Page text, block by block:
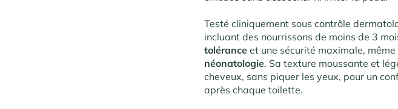
Testé cliniquement sous contrôle
incluant des nourrissons de moins de 3
tolérance et une sécurité maximale, même
néonatologie. Sa texture moussante et
cheveux, sans piquer les yeux, pour un
après chaque toilette.